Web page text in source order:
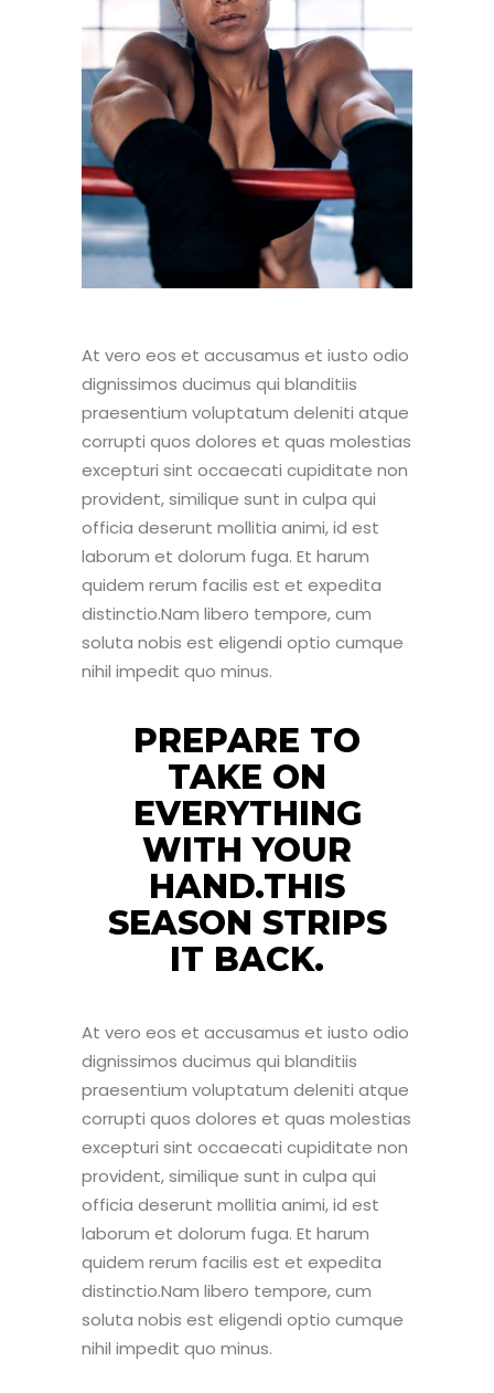
At vero eos et accusamus et iusto odio
dignissimos ducimus qui blanditiis
praesentium voluptatum deleniti atque
corrupti quos dolores et quas molestias
excepturi sint occaecati cupiditate non
provident, similique sunt in culpa qui
officia deserunt mollitia animi, id est
laborum et dolorum fuga. Et harum
quidem rerum facilis est et expedita
distinctio.Nam libero tempore, cum
soluta nobis est eligendi optio cumque
nihil impedit quo minus.
PREPARE TO
TAKE ON
EVERYTHING
WITH YOUR
HAND.THIS
SEASON STRIPS
IT BACK.
At vero eos et accusamus et iusto odio
dignissimos ducimus qui blanditiis
praesentium voluptatum deleniti atque
corrupti quos dolores et quas molestias
excepturi sint occaecati cupiditate non
provident, similique sunt in culpa qui
officia deserunt mollitia animi, id est
laborum et dolorum fuga. Et harum
quidem rerum facilis est et expedita
distinctio.Nam libero tempore, cum
soluta nobis est eligendi optio cumque
nihil impedit quo minus.